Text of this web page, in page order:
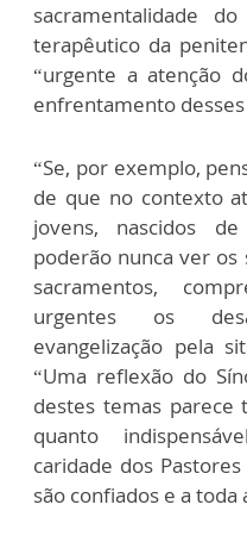
sacramentalidade
terapêutico da
“urgente a atenção
enfrentamento
“Se, por exemplo,
de que no contexto
jovens, nascidos
poderão nunca ver os
sacramentos,
urgentes os
evangelização pela
“Uma reflexão do
destes temas parece
quanto
caridade dos
são confiados e a toda